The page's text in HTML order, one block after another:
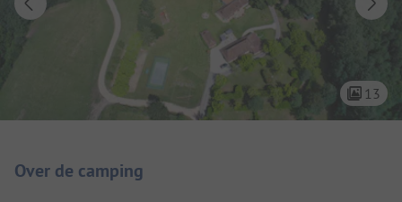
13
Over de camping